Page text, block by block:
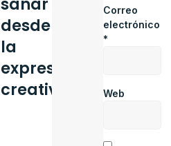
desde
la
expresión
creativa
Correo
electrónico
*
Web